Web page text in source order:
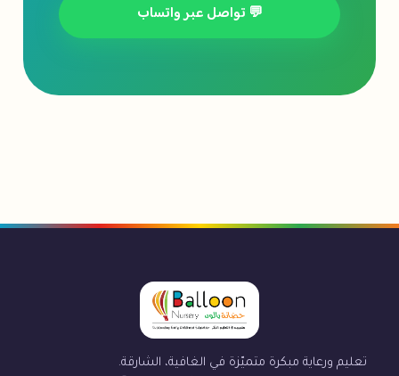
💬 تواصل عبر واتساب
تعليم ورعاية مبكرة متميّزة في الغافية، الشارقة.